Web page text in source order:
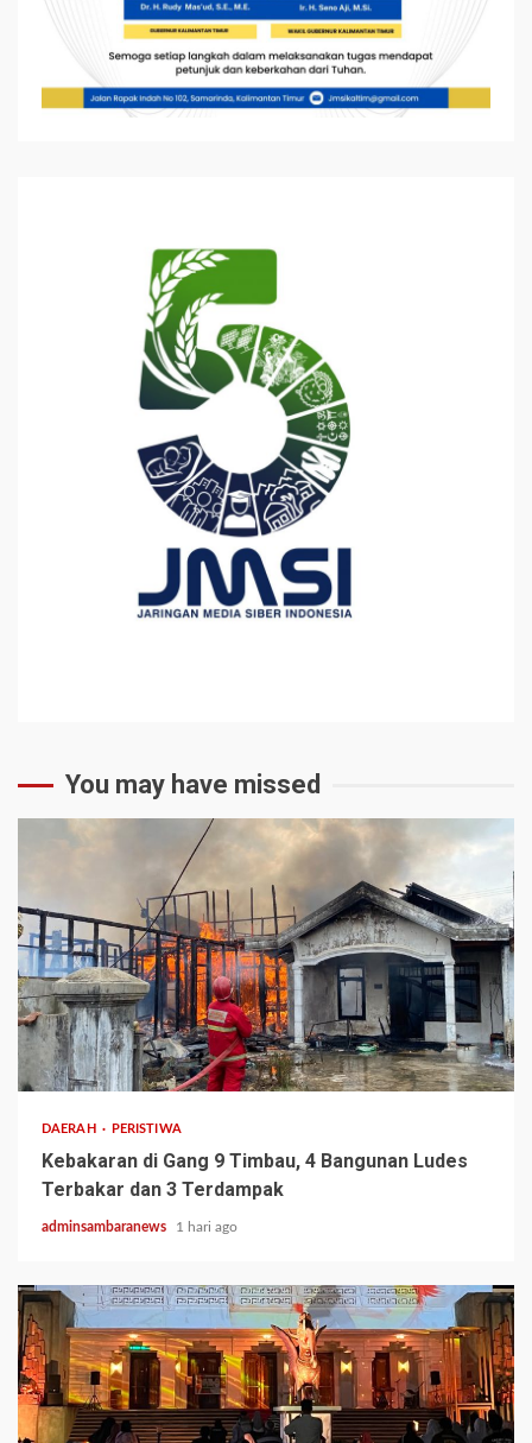
You may have missed
2 min read
DAERAH PERISTIWA
Kebakaran di Gang 9 Timbau, 4 Bangunan Ludes
Terbakar dan 3 Terdampak
adminsambaranews 1 hari ago